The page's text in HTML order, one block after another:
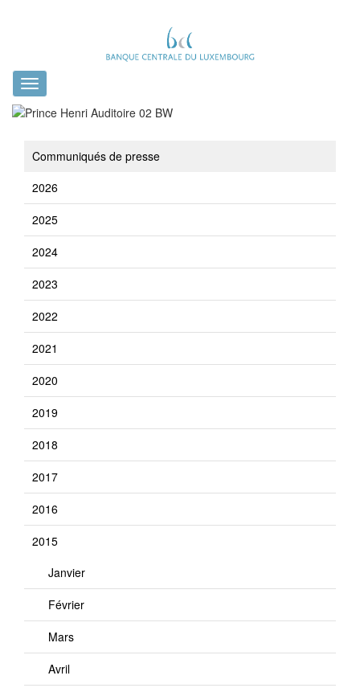
Toggle
navigation
Communiqués de presse
2026
2025
2024
2023
2022
2021
2020
2019
2018
2017
2016
2015
Janvier
Février
Mars
Avril